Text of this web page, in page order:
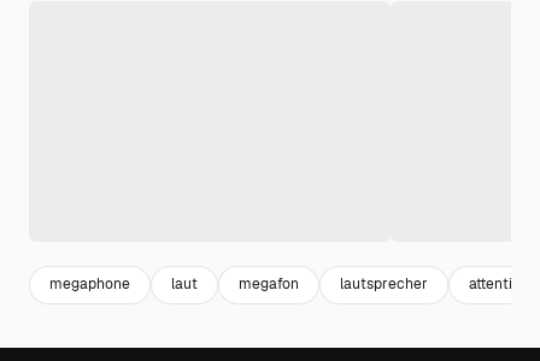
megaphone laut megafon lautsprecher attention